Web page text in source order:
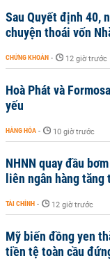
Sau Quyết định 40,
chuyện thoái vốn
CHỨNG KHOÁN - 12 giờ trước
Hoà Phát và
yếu
HÀNG HÓA - 10 giờ trước
NHNN quay đầu
liên ngân hàng tăng
TÀI CHÍNH - 12 giờ trước
Mỹ biến đồng yen
tiền tệ toàn cầu